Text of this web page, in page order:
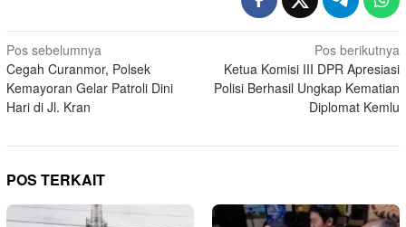
Navigasi
pos
Pos sebelumnya
Cegah Curanmor, Polsek
Kemayoran Gelar Patroli Dini
Hari di Jl. Kran
Pos berikutnya
Ketua Komisi III DPR Apresiasi
Polisi Berhasil Ungkap Kematian
Diplomat Kemlu
POS TERKAIT